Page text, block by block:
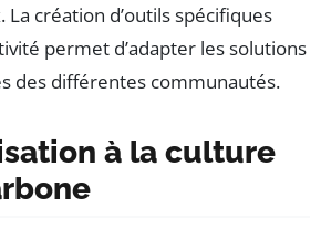
création d’outils spécifiques
permet d’adapter les solutions
des différentes communautés.
à la culture